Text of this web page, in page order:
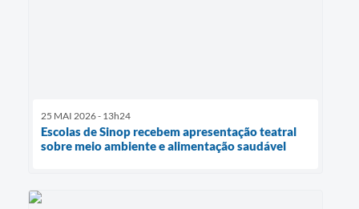
25 MAI 2026 - 13h24
Escolas de Sinop recebem apresentação teatral
sobre meio ambiente e alimentação saudável